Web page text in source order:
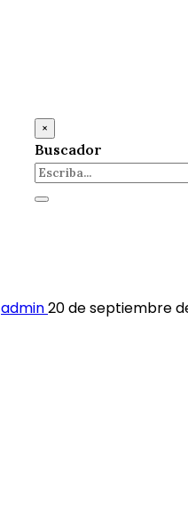
×
Buscador
admin20 de septiembre